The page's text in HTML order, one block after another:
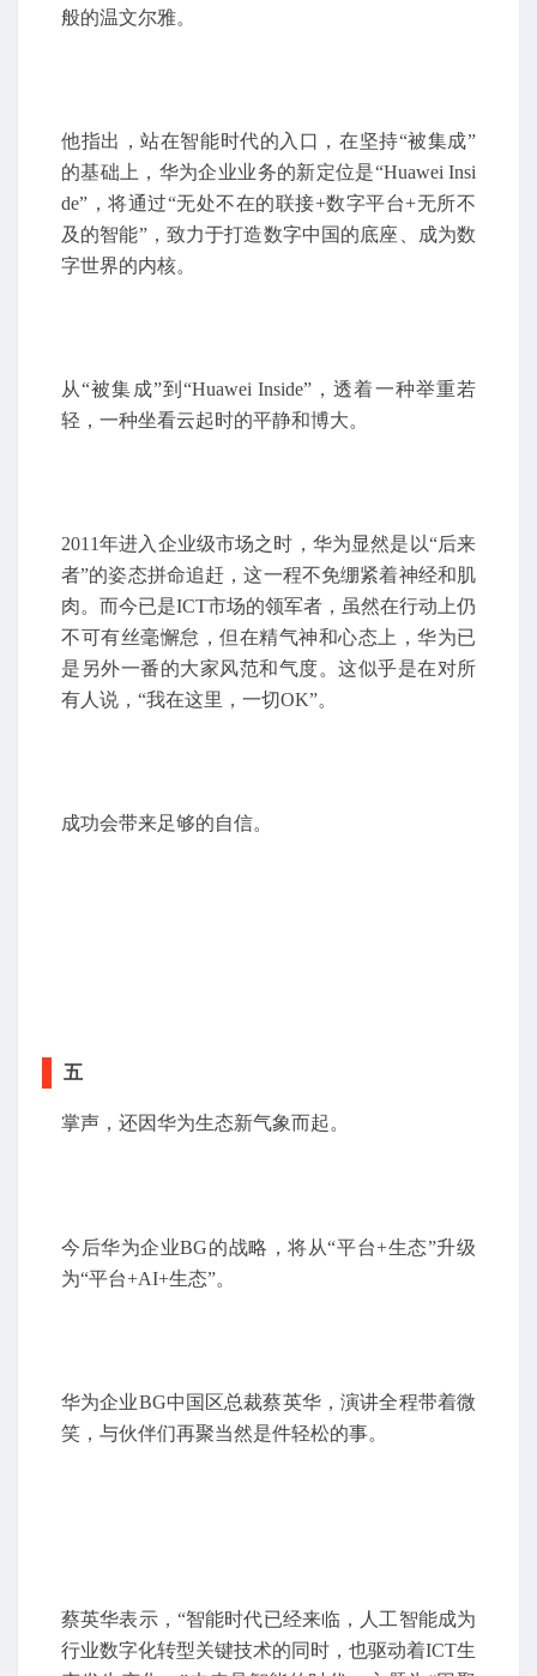
般的温文尔雅。
他指出，站在智能时代的入口，在坚持“被集成”
的基础上，华为企业业务的新定位是“Huawei Insi
de”，将通过“无处不在的联接+数字平台+无所不
及的智能”，致力于打造数字中国的底座、成为数
字世界的内核。
从“被集成”到“Huawei Inside”，透着一种举重若
轻，一种坐看云起时的平静和博大。
2011年进入企业级市场之时，华为显然是以“后来
者”的姿态拼命追赶，这一程不免绷紧着神经和肌
肉。而今已是ICT市场的领军者，虽然在行动上仍
不可有丝毫懈怠，但在精气神和心态上，华为已
是另外一番的大家风范和气度。这似乎是在对所
有人说，“我在这里，一切OK”。
成功会带来足够的自信。
五
掌声，还因华为生态新气象而起。
今后华为企业BG的战略，将从“平台+生态”升级
为“平台+AI+生态”。
华为企业BG中国区总裁蔡英华，演讲全程带着微
笑，与伙伴们再聚当然是件轻松的事。
蔡英华表示，“智能时代已经来临，人工智能成为
行业数字化转型关键技术的同时，也驱动着ICT生